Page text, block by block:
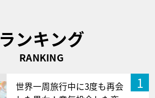
ランキング
RANKING
1
世界一周旅行中に3度も再会